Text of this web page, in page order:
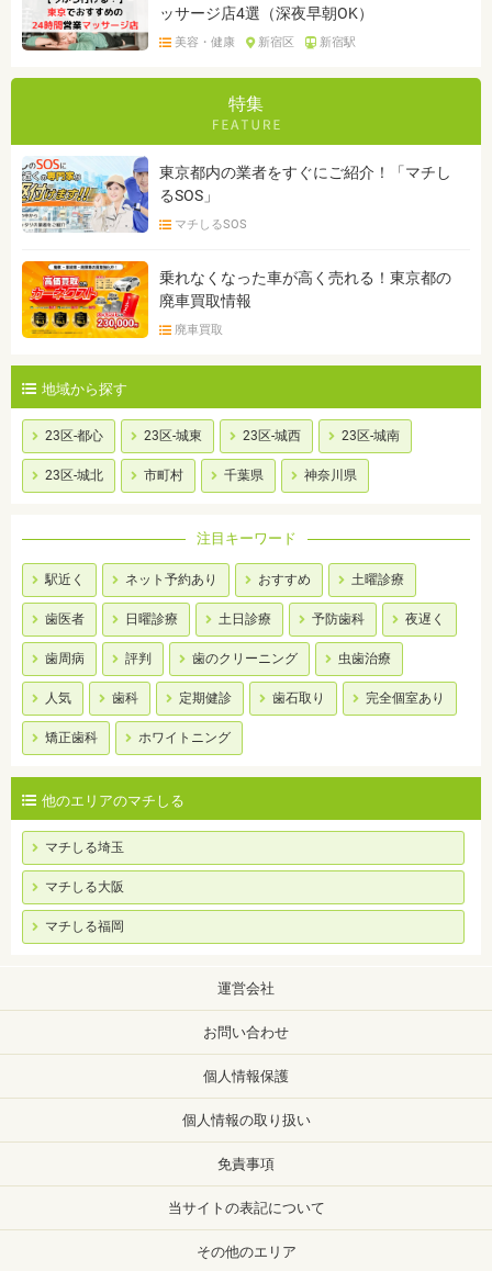
ッサージ店4選（深夜早朝OK）
美容・健康 新宿区 新宿駅
特集
東京都内の業者をすぐにご紹介！「マチし
るSOS」
マチしるSOS
乗れなくなった車が高く売れる！東京都の
廃車買取情報
廃車買取
地域から探す
23区-都心 23区-城東 23区-城西 23区-城南
23区-城北 市町村 千葉県 神奈川県
注目キーワード
駅近く ネット予約あり おすすめ 土曜診療
歯医者 日曜診療 土日診療 予防歯科 夜遅く
歯周病 評判 歯のクリーニング 虫歯治療
人気 歯科 定期健診 歯石取り 完全個室あり
矯正歯科 ホワイトニング
他のエリアのマチしる
マチしる埼玉
マチしる大阪
マチしる福岡
運営会社
お問い合わせ
個人情報保護
個人情報の取り扱い
免責事項
当サイトの表記について
その他のエリア